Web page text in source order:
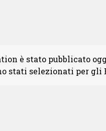
è stato pubblicato
stati selezionati per gli